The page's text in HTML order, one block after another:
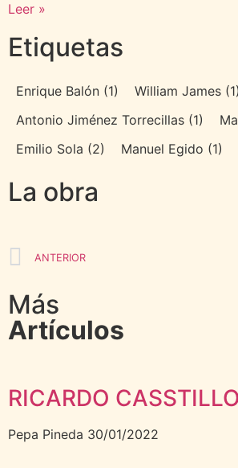
Leer »
Etiquetas
Enrique Balón (1) William James (1)
Antonio Jiménez Torrecillas (1)
Emilio Sola (2) Manuel Egido (1)
La obra
ANTERIOR
Más
Artículos
RICARDO CASSTILLO
Pepa Pineda 30/01/2022